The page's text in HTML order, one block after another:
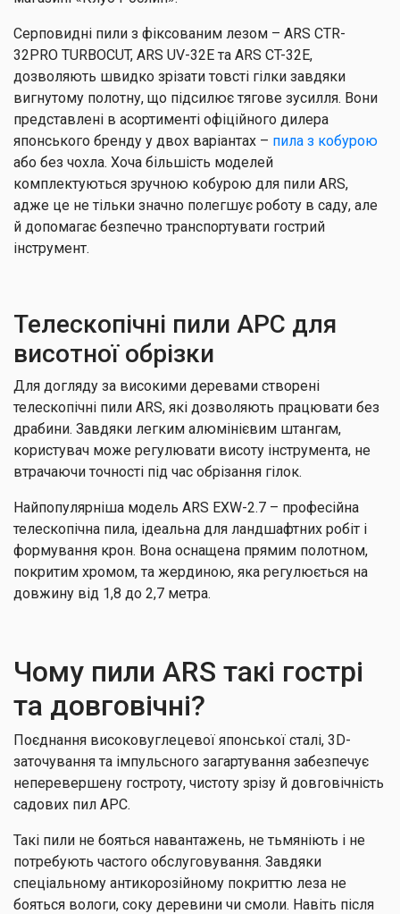
Серповидні пили з фіксованим лезом – ARS CTR-
32PRO TURBOCUT, ARS UV-32E та ARS CT-32E,
дозволяють швидко зрізати товсті гілки завдяки
вигнутому полотну, що підсилює тягове зусилля. Вони
представлені в асортименті офіційного дилера
японського бренду у двох варіантах – пила з кобурою
або без чохла. Хоча більшість моделей
комплектуються зручною кобурою для пили ARS,
адже це не тільки значно полегшує роботу в саду, але
й допомагає безпечно транспортувати гострий
інструмент.
Телескопічні пили АРС для
висотної обрізки
Для догляду за високими деревами створені
телескопічні пили ARS, які дозволяють працювати без
драбини. Завдяки легким алюмінієвим штангам,
користувач може регулювати висоту інструмента, не
втрачаючи точності під час обрізання гілок.
Найпопулярніша модель ARS EXW-2.7 – професійна
телескопічна пила, ідеальна для ландшафтних робіт і
формування крон. Вона оснащена прямим полотном,
покритим хромом, та жердиною, яка регулюється на
довжину від 1,8 до 2,7 метра.
Чому пили ARS такі гострі
та довговічні?
Поєднання високовуглецевої японської сталі, 3D-
заточування та імпульсного загартування забезпечує
неперевершену гостроту, чистоту зрізу й довговічність
садових пил АРС.
Такі пили не бояться навантажень, не тьмяніють і не
потребують частого обслуговування. Завдяки
спеціальному антикорозійному покриттю леза не
бояться вологи, соку деревини чи смоли. Навіть після